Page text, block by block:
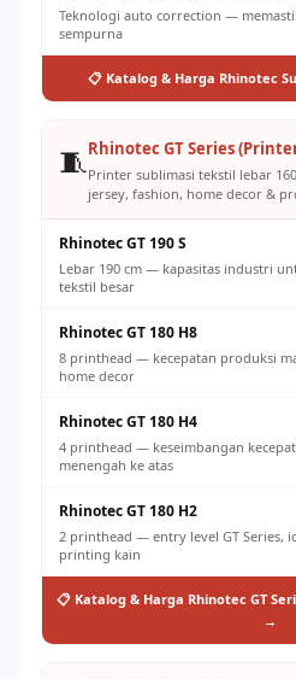
Teknologi auto correction —
sempurna
📋 Katalog & Harga Rhinotec
🧵Rhinotec GT Series
Printer sublimasi tekstil lebar
jersey, fashion, home decor &
Rhinotec GT 190 S
Lebar 190 cm — kapasitas industri
tekstil besar
Rhinotec GT 180 H8
8 printhead — kecepatan produksi
home decor
Rhinotec GT 180 H4
4 printhead — keseimbangan
menengah ke atas
Rhinotec GT 180 H2
2 printhead — entry level GT Series,
printing kain
📋 Katalog & Harga Rhinotec GT
→